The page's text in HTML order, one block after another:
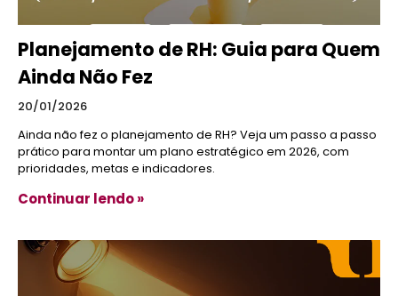
Planejamento de RH: Guia para Quem
Ainda Não Fez
20/01/2026
Ainda não fez o planejamento de RH? Veja um passo a passo
prático para montar um plano estratégico em 2026, com
prioridades, metas e indicadores.
Continuar lendo »